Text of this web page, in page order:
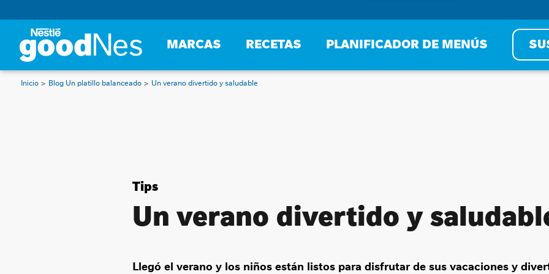
MARCAS RECETAS PLANIFICADOR DE MENÚS
Inicio Blog Un platillo balanceado Un verano divertido y saludable
Tips
Un verano divertido y
Llegó el verano y los niños están listos para disfrutar de sus vacaciones y